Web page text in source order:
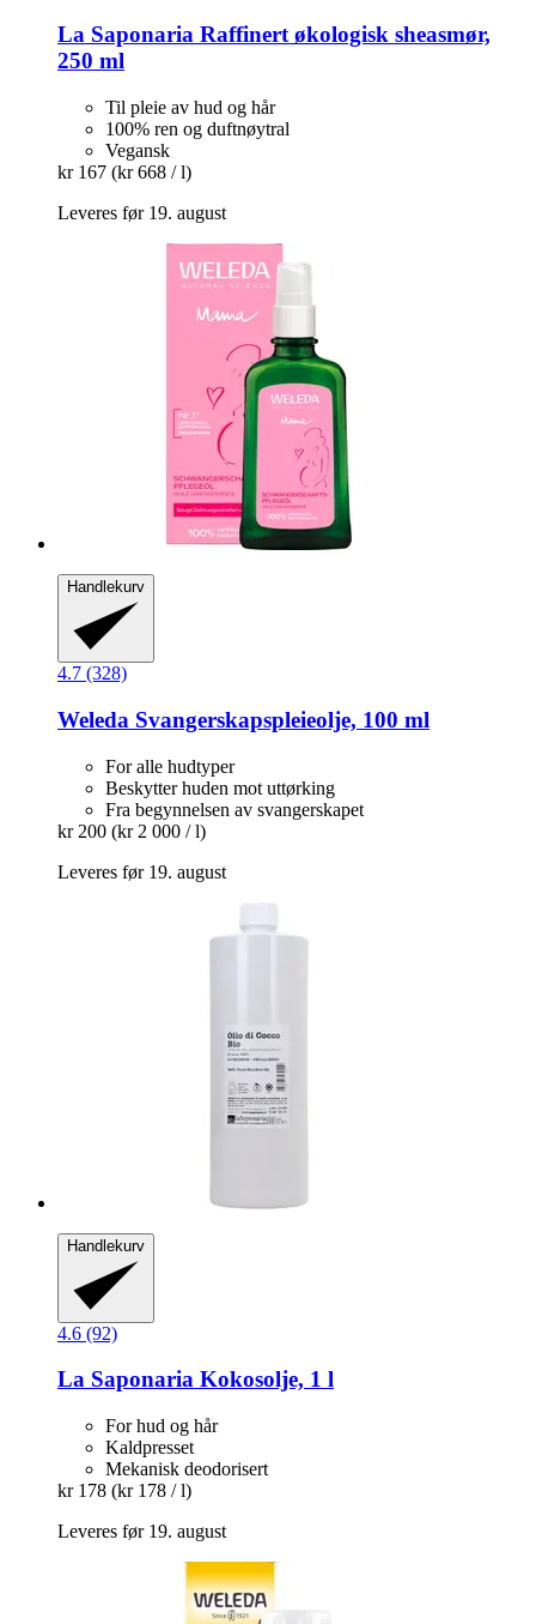
La Saponaria Raffinert økologisk sheasmør,
250 ml
Til pleie av hud og hår
100% ren og duftnøytral
Vegansk
kr 167 (kr 668 / l)
Leveres før 19. august
Handlekurv
4.7 (328)
Weleda Svangerskapspleieolje, 100 ml
For alle hudtyper
Beskytter huden mot uttørking
Fra begynnelsen av svangerskapet
kr 200 (kr 2 000 / l)
Leveres før 19. august
Handlekurv
4.6 (92)
La Saponaria Kokosolje, 1 l
For hud og hår
Kaldpresset
Mekanisk deodorisert
kr 178 (kr 178 / l)
Leveres før 19. august